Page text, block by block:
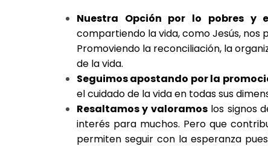
Nuestra Opción por lo pobres y
compartiendo la vida, como Jesús, nos
Promoviendo la reconciliación, la
de la vida.
Seguimos apostando por la
el cuidado de la vida en todas sus
Resaltamos y valoramoslos signos
interés para muchos. Pero que
permiten seguir con la esperanza